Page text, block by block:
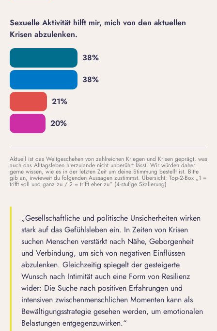
Sexuelle Aktivität hilft mir, mich von den aktuellen
Krisen abzulenken.
Aktuell ist das Weltgeschehen von zahlreichen Kriegen und Krisen geprägt, was
auch das Alltagsleben hierzulande nicht unberührt lässt. Wir würden daher
gerne wissen, wie es in der letzten Zeit um deine Stimmung bestellt ist. Bitte
gib an, inwieweit du folgenden Aussagen zustimmst. Übersicht: Top-2-Box „1 =
trifft voll und ganz zu / 2 = trifft eher zu“ (4-stufige Skalierung)
„Gesellschaftliche und politische Unsicherheiten wirken
stark auf das Gefühlsleben ein. In Zeiten von Krisen
suchen Menschen verstärkt nach Nähe, Geborgenheit
und Verbindung, um sich von negativen Einflüssen
abzulenken. Gleichzeitig spiegelt der gesteigerte
Wunsch nach Intimität auch eine Form von Resilienz
wider: Die Suche nach positiven Erfahrungen und
intensiven zwischenmenschlichen Momenten kann als
Bewältigungsstrategie gesehen werden, um emotionalen
Belastungen entgegenzuwirken.“